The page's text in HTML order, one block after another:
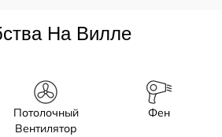
На Вилле
Потолочный
Вентилятор
Фен